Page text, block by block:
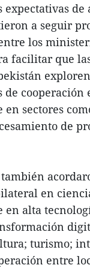
de
a seguir
los
facilitar que
de cooperación
en sectores
de
en
en alta
turismo;
entre